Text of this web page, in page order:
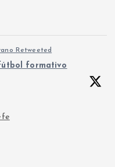
Retweeted
formativo